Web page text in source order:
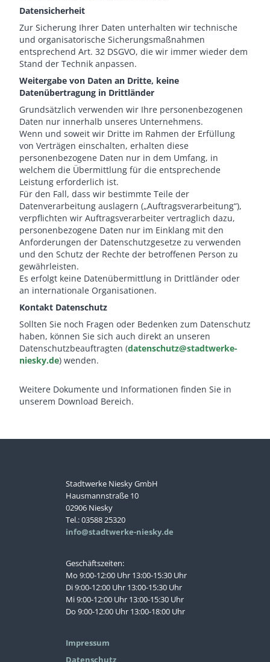
Datensicherheit
Zur Sicherung Ihrer Daten unterhalten wir technische
und organisatorische Sicherungsmaßnahmen
entsprechend Art. 32 DSGVO, die wir immer wieder dem
Stand der Technik anpassen.
Weitergabe von Daten an Dritte, keine
Datenübertragung in Drittländer
Grundsätzlich verwenden wir Ihre personenbezogenen
Daten nur innerhalb unseres Unternehmens.
Wenn und soweit wir Dritte im Rahmen der Erfüllung
von Verträgen einschalten, erhalten diese
personenbezogene Daten nur in dem Umfang, in
welchem die Übermittlung für die entsprechende
Leistung erforderlich ist.
Für den Fall, dass wir bestimmte Teile der
Datenverarbeitung auslagern („Auftragsverarbeitung“),
verpflichten wir Auftragsverarbeiter vertraglich dazu,
personenbezogene Daten nur im Einklang mit den
Anforderungen der Datenschutzgesetze zu verwenden
und den Schutz der Rechte der betroffenen Person zu
gewährleisten.
Es erfolgt keine Datenübermittlung in Drittländer oder
an internationale Organisationen.
Kontakt Datenschutz
Sollten Sie noch Fragen oder Bedenken zum Datenschutz
haben, können Sie sich auch direkt an unseren
Datenschutzbeauftragten (datenschutz@stadtwerke-
niesky.de) wenden.
Weitere Dokumente und Informationen finden Sie in
unserem Download Bereich.
Stadtwerke Niesky GmbH
Hausmannstraße 10
02906 Niesky
Tel.: 03588 25320
info@stadtwerke-niesky.de
Geschäftszeiten:
Mo 9:00-12:00 Uhr 13:00-15:30 Uhr
Di 9:00-12:00 Uhr 13:00-15:30 Uhr
Mi 9:00-12:00 Uhr 13:00-15:30 Uhr
Do 9:00-12:00 Uhr 13:00-18:00 Uhr
Impressum
Datenschutz